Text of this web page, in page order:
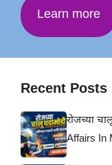
Learn more
Recent Posts
रोजच्या
Affairs In